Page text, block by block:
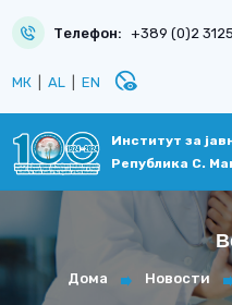
Телефон: +389 (0)2
МК AL EN disabled_visible
Институт за
Република С.
Дома Новости